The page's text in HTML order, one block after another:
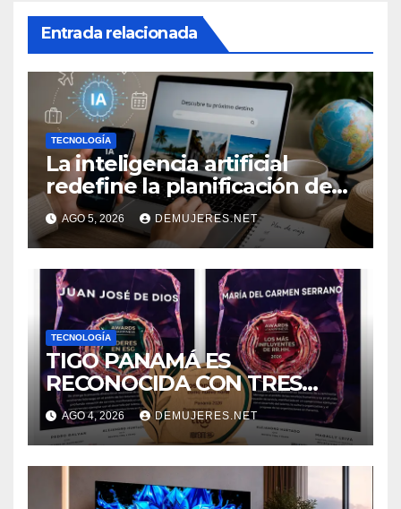
Entrada relacionada
TECNOLOGÍA
La inteligencia artificial
redefine la planificación de
viajes: Los huéspedes
centran sus decisiones y
expectativas enfocándose en
experiencias auténticas y
personalizadas
AGO 5, 2026 DEMUJERES.NET
TECNOLOGÍA
TIGO PANAMÁ ES
RECONOCIDA CON TRES
GALARDONES EN EL FORO
“SOSTENIBILIDAD COMO
NUEVO NORTE 2026” DE LA
REVISTA VIDA Y ÉXITO
EVENTO
AGO 4, 2026 DEMUJERES.NET